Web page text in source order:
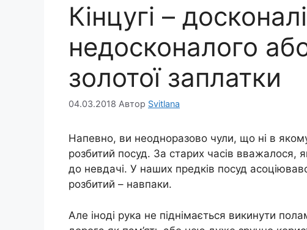
Кінцугі –
недосконалого
золотої заплатки
04.03.2018 Автор Svitlana
Напевно, ви неодноразово чули, що ні в
розбитий посуд. За старих часів
до невдачі. У наших предків посуд
розбитий – навпаки.
Але іноді рука не піднімається викинути